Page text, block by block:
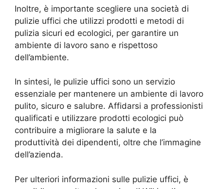
Inoltre, è importante scegliere una società di
pulizie uffici che utilizzi prodotti e metodi di
pulizia sicuri ed ecologici, per garantire un
ambiente di lavoro sano e rispettoso
dell’ambiente.
In sintesi, le pulizie uffici sono un servizio
essenziale per mantenere un ambiente di lavoro
pulito, sicuro e salubre. Affidarsi a professionisti
qualificati e utilizzare prodotti ecologici può
contribuire a migliorare la salute e la
produttività dei dipendenti, oltre che l’immagine
dell’azienda.
Per ulteriori informazioni sulle pulizie uffici, è